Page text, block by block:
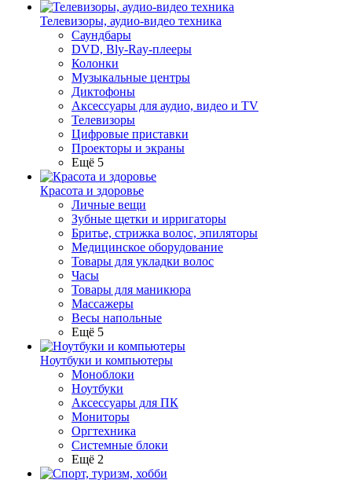
Телевизоры, аудио-видео техника
Саундбары
DVD, Bly-Ray-плееры
Колонки
Музыкальные центры
Диктофоны
Аксессуары для аудио, видео и TV
Телевизоры
Цифровые приставки
Проекторы и экраны
Ещё 5
Красота и здоровье
Личные вещи
Зубные щетки и ирригаторы
Бритье, стрижка волос, эпиляторы
Медицинское оборудование
Товары для укладки волос
Часы
Товары для маникюра
Массажеры
Весы напольные
Ещё 5
Ноутбуки и компьютеры
Моноблоки
Ноутбуки
Аксессуары для ПК
Мониторы
Оргтехника
Системные блоки
Ещё 2